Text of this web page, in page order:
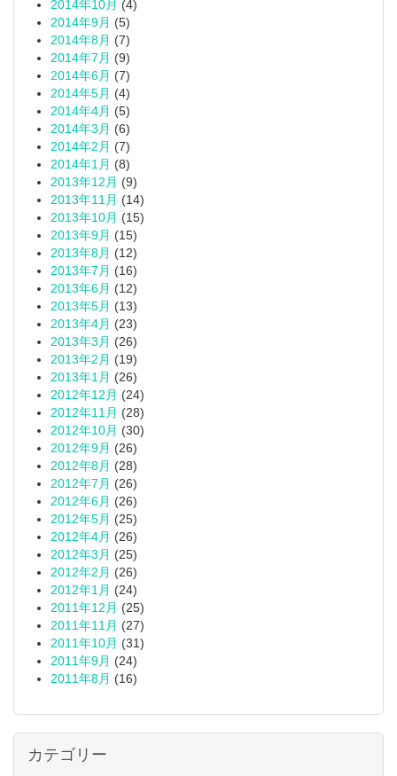
2014年10月 (4)
2014年9月 (5)
2014年8月 (7)
2014年7月 (9)
2014年6月 (7)
2014年5月 (4)
2014年4月 (5)
2014年3月 (6)
2014年2月 (7)
2014年1月 (8)
2013年12月 (9)
2013年11月 (14)
2013年10月 (15)
2013年9月 (15)
2013年8月 (12)
2013年7月 (16)
2013年6月 (12)
2013年5月 (13)
2013年4月 (23)
2013年3月 (26)
2013年2月 (19)
2013年1月 (26)
2012年12月 (24)
2012年11月 (28)
2012年10月 (30)
2012年9月 (26)
2012年8月 (28)
2012年7月 (26)
2012年6月 (26)
2012年5月 (25)
2012年4月 (26)
2012年3月 (25)
2012年2月 (26)
2012年1月 (24)
2011年12月 (25)
2011年11月 (27)
2011年10月 (31)
2011年9月 (24)
2011年8月 (16)
カテゴリー